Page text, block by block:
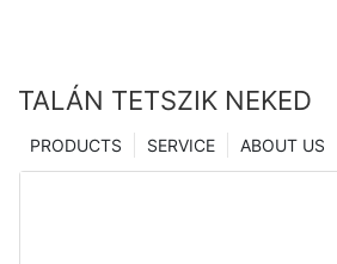
TALÁN TETSZIK NEKED
ABOUT US
SERVICE
PRODUCTS